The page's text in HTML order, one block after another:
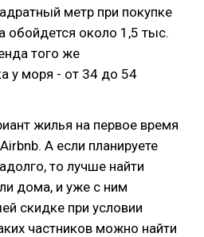
метр при покупке
обойдется около 1,5 тыс.
того же
у моря - от 34 до 54
жилья на первое время
А если планируете
то лучше найти
дома, и уже с ним
скидке при условии
частников можно найти